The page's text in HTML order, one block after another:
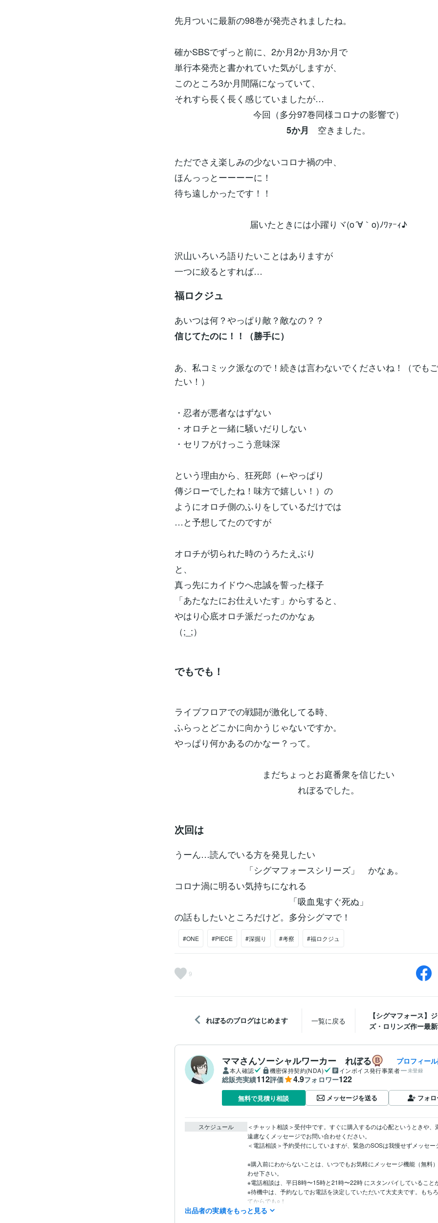
先月ついに最新の98巻が発売されましたね。
確かSBSでずっと前に、2か月2か月3か月で
単行本発売と書かれていた気がしますが、
このところ3か月間隔になっていて、
それすら長く長く感じていましたが…
今回（多分97巻同様コロナの影響で）
5か月 空きました。
ただでさえ楽しみの少ないコロナ禍の中、
ほんっっとーーーーに！
待ち遠しかったです！！
届いたときには小躍りヾ(o´∀｀o)ﾉﾜｧｰｨ♪
沢山いろいろ語りたいことはありますが
一つに絞るとすれば…
福ロクジュ
あいつは何？やっぱり敵？敵なの？？
信じてたのに！！（勝手に）
あ、私コミック派なので！続きは言わないでくださいね！（でも
たい！）
・忍者が悪者なはずない
・オロチと一緒に騒いだりしない
・セリフがけっこう意味深
という理由から、狂死郎（←やっぱり
傳ジローでしたね！味方で嬉しい！）の
ようにオロチ側のふりをしているだけでは
…と予想してたのですが
オロチが切られた時のうろたえぶり
と、
真っ先にカイドウへ忠誠を誓った様子
「あたなたにお仕えいたす」からすると、
やはり心底オロチ派だったのかなぁ
（;_;）
でもでも！
ライブフロアでの戦闘が激化してる時、
ふらっとどこかに向かうじゃないですか。
やっぱり何かあるのかなー？って。
まだちょっとお庭番衆を信じたい
れぼるでした。
次回は
うーん…読んでいる方を発見したい
「シグマフォースシリーズ」 かなぁ。
コロナ渦に明るい気持ちになれる
「吸血鬼すぐ死ぬ」
の話もしたいところだけど。多分シグマで！
#ONE #PIECE #深掘り #考察 #福ロクジュ
9
れぼるのブログはじめます 一覧に戻る
【シグマフォース】
ズ・ロリンズ作ー最
ママさんソーシャルワーカー れぼる プロフィー
本人確認 機密保持契約(NDA) インボイス発行事業者 未登録
総販売実績112評価 4.9フォロワー122
無料で見積り相談 メッセージを送る フォ
スケジュール
＜チャット相談＞受付中です。すぐに購入するのは心配というときや、
遠慮なくメッセージでお問い合わせください。
＜電話相談＞予約受付にしていますが、緊急のSOSは我慢せずメッセー
※購入前にわからないことは、いつでもお気軽にメッセージ機能（無料
わせ下さい。
※電話相談は、平日8時〜15時と21時〜22時 にスタンバイしていること
※待機中は、予約なしでお電話を決定していただいて大丈夫です。もち
てからでも○！
経験職種 事務・ビジネスサポート / 事務（一般事務）
出品者の実績をもっと見る